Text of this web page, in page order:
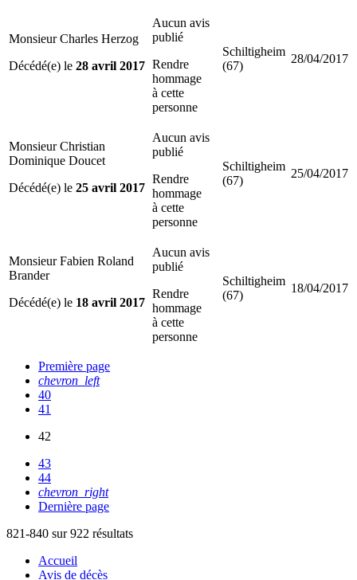
Monsieur Charles Herzog
Décédé(e) le 28 avril 2017
Aucun avis
publié
Rendre
hommage
à cette
personne
Schiltigheim
(67)
28/04/2017
Monsieur Christian
Dominique Doucet
Décédé(e) le 25 avril 2017
Aucun avis
publié
Rendre
hommage
à cette
personne
Schiltigheim
(67)
25/04/2017
Monsieur Fabien Roland
Brander
Décédé(e) le 18 avril 2017
Aucun avis
publié
Rendre
hommage
à cette
personne
Schiltigheim
(67)
18/04/2017
Première page
chevron_left
40
41
42
43
44
chevron_right
Dernière page
821-840 sur 922 résultats
Accueil
Avis de décès